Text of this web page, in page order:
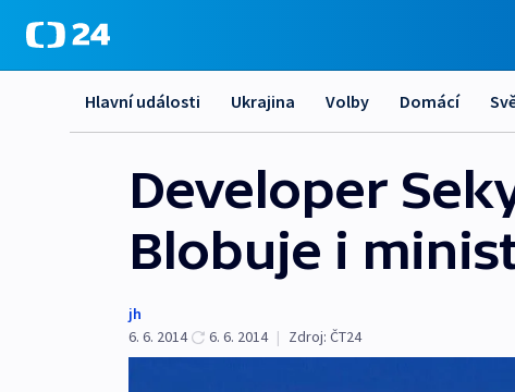
Hlavní události Ukrajina Volby Domácí
Developer
Blobuje i
jh
6. 6. 2014
6. 6. 2014 | Zdroj: ČT24